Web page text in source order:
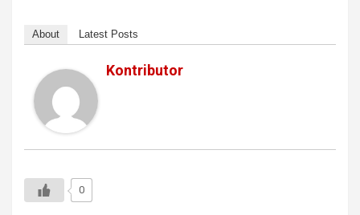
About Latest Posts
Kontributor
0